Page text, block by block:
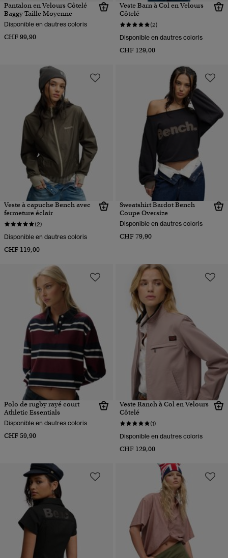
Pantalon en Velours Côtelé
Baggy Taille Moyenne
Disponible en dautres coloris
CHF 99,90
Veste Barn à Col en Velours
Côtelé
(2)
Disponible en dautres coloris
CHF 129,00
Veste à capuche Bench avec
fermeture éclair
(2)
Disponible en dautres coloris
CHF 119,00
Sweatshirt Bardot Bench
Coupe Oversize
Disponible en dautres coloris
CHF 79,90
Polo de rugby rayé court
Athletic Essentials
Disponible en dautres coloris
CHF 59,90
Veste Ranch à Col en Velours
Côtelé
(1)
Disponible en dautres coloris
CHF 129,00